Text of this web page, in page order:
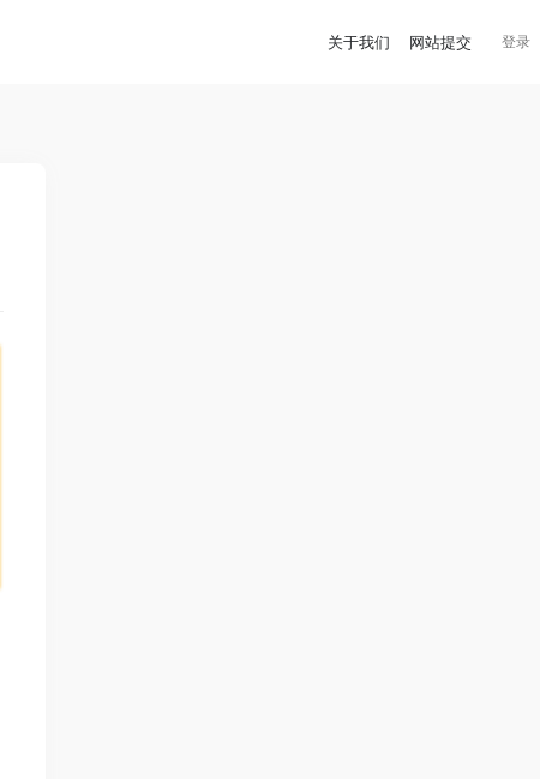
关于我们 网站提交 登录